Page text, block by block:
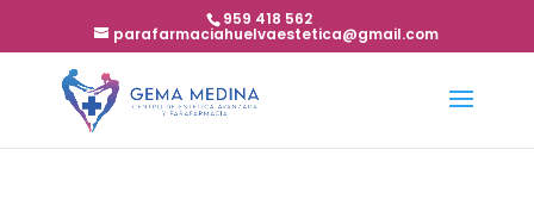
959 418 562
parafarmaciahuelvaestetica@gmail.com